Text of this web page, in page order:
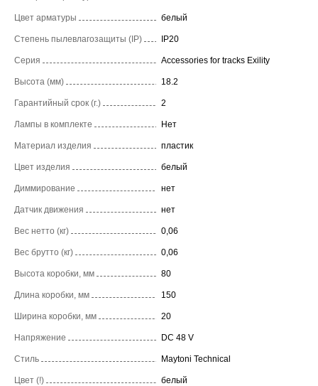
Цвет арматуры белый
Степень пылевлагозащиты (IP) IP20
Серия Accessories for tracks Exility
Высота (мм) 18.2
Гарантийный срок (г.) 2
Лампы в комплекте Нет
Материал изделия пластик
Цвет изделия белый
Диммирование нет
Датчик движения нет
Вес нетто (кг) 0,06
Вес брутто (кг) 0,06
Высота коробки, мм 80
Длина коробки, мм 150
Ширина коробки, мм 20
Напряжение DC 48 V
Стиль Maytoni Technical
Цвет (!) белый